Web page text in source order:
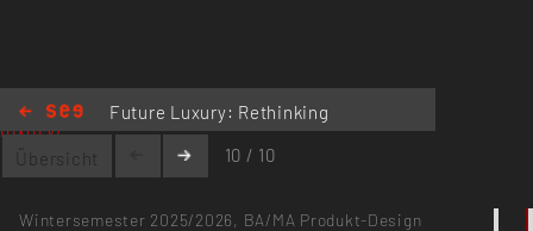
Future Luxury: Rethinking
Urban Mobility
Übersicht
10 / 10
https://mobility.kh-berlin.de/projects/future-
luxury/
Wintersemester 2025/2026, BA/MA Produkt-Design